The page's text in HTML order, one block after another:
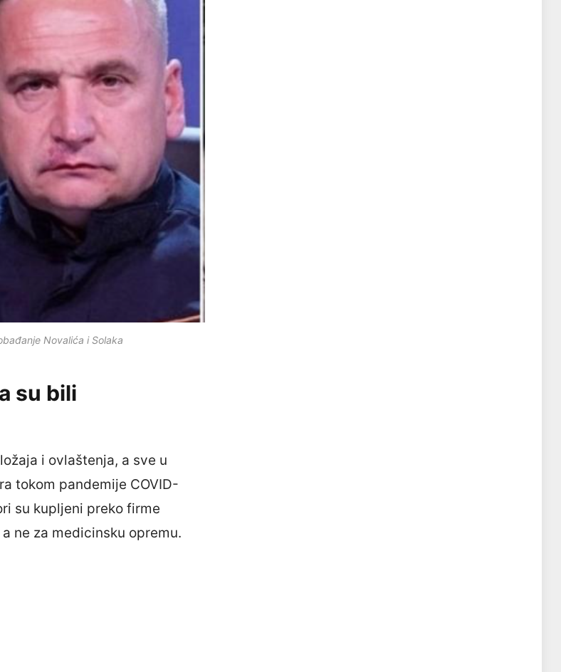
Novalića i Solaka
su bili
i ovlaštenja, a sve u
tokom pandemije COVID-
su kupljeni preko firme
ne za medicinsku opremu.